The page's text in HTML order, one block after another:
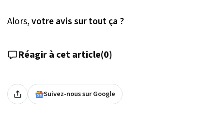
Alors,votre avis sur tout ça ?
Réagir à cet article(0)
Suivez-nous sur Google